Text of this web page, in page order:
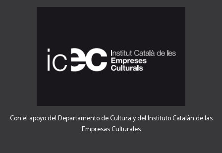
Con el apoyo del Departamento de Cultura y del Instituto Catalán de las
Empresas Culturales